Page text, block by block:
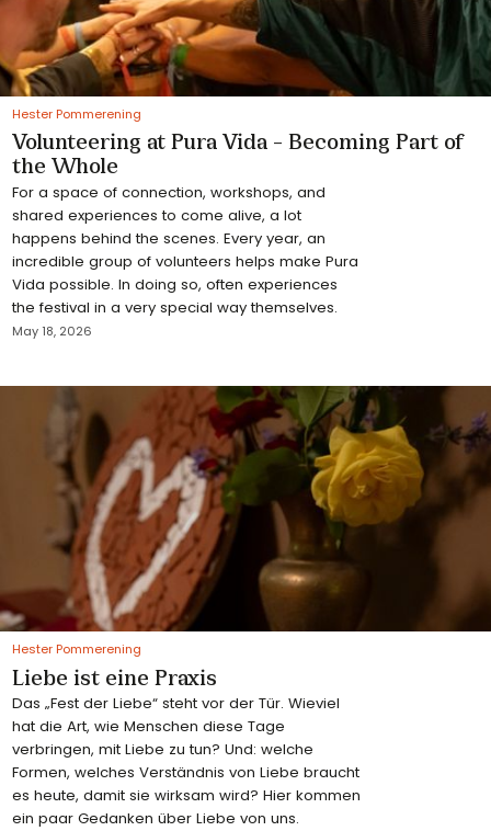
Hester Pommerening
Volunteering at Pura Vida – Becoming Part of
the Whole
For a space of connection, workshops, and
shared experiences to come alive, a lot
happens behind the scenes. Every year, an
incredible group of volunteers helps make Pura
Vida possible. In doing so, often experiences
the festival in a very special way themselves.
May 18, 2026
Hester Pommerening
Liebe ist eine Praxis
Das „Fest der Liebe“ steht vor der Tür. Wieviel
hat die Art, wie Menschen diese Tage
verbringen, mit Liebe zu tun? Und: welche
Formen, welches Verständnis von Liebe braucht
es heute, damit sie wirksam wird? Hier kommen
ein paar Gedanken über Liebe von uns.